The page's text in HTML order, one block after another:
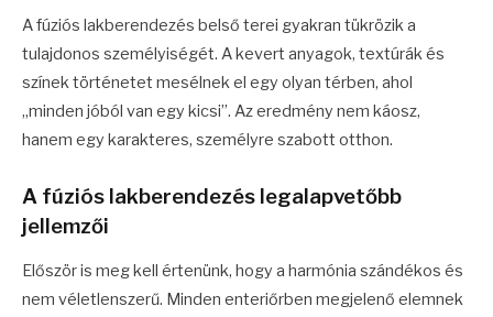
A fúziós lakberendezés belső terei gyakran tükrözik a
tulajdonos személyiségét. A kevert anyagok, textúrák és
színek történetet mesélnek el egy olyan térben, ahol
„minden jóból van egy kicsi”. Az eredmény nem káosz,
hanem egy karakteres, személyre szabott otthon.
A fúziós lakberendezés legalapvetőbb
jellemzői
Először is meg kell értenünk, hogy a harmónia szándékos és
nem véletlenszerű. Minden enteriőrben megjelenő elemnek